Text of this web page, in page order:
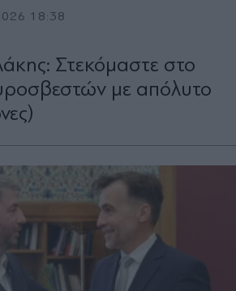
18:38
Στεκόμαστε στο
με απόλυτο